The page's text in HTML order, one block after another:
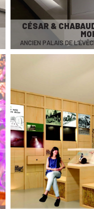
CÉSAR &
ANCIEN PALAIS DE